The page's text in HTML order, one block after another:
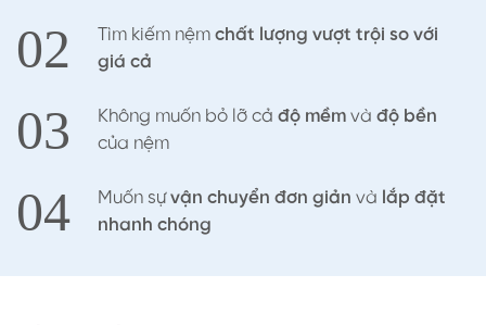
02 Tìm kiếm nệm chất lượng vượt trội so với
giá cả
03 Không muốn bỏ lỡ cả độ mềm và độ bền
của nệm
04 Muốn sựvận chuyển đơn giản và lắp đặt
nhanh chóng